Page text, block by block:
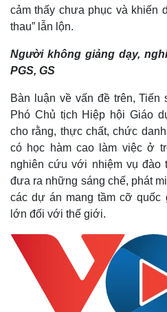
Thế giới
Quan sát
Cuộc sống đó đây
Hồ sơ
cảm thấy chưa phục và khiến
thau” lẫn lộn.
Người không giảng dạy,
PGS, GS
Bàn luận về vấn đề trên, Tiến
Phó Chủ tịch Hiệp hội Giáo
cho rằng, thực chất, chức
có học hàm cao làm việc ở
nghiên cứu với nhiệm vụ đào
đưa ra những sáng chế, phát
các dự án mang tầm cỡ quốc
lớn đối với thế giới.